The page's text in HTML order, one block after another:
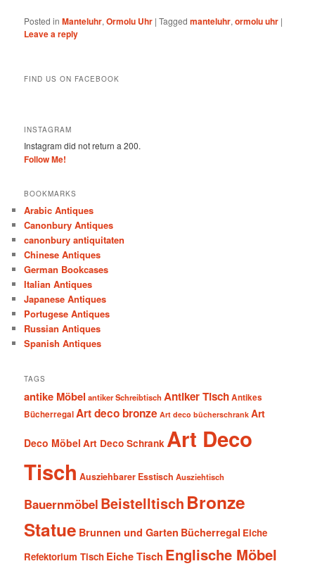
Posted in Manteluhr,Ormolu Uhr |Tagged manteluhr,ormolu uhr |
Leave a reply
FIND US ON FACEBOOK
INSTAGRAM
Instagram did not return a 200.
Follow Me!
BOOKMARKS
Arabic Antiques
Canonbury Antiques
canonbury antiquitaten
Chinese Antiques
German Bookcases
Italian Antiques
Japanese Antiques
Portugese Antiques
Russian Antiques
Spanish Antiques
TAGS
antike Möbel antiker Schreibtisch Antiker TischAntikes
BücherregalArt deco bronze Art deco bücherschrank Art
Deco Möbel Art Deco Schrank Art Deco
Tisch Ausziehbarer Esstisch Ausziehtisch
Bauernmöbel Beistelltisch Bronze
Statue Brunnen und Garten Bücherregal Eiche
Refektorium Tisch Eiche Tisch Englische Möbel